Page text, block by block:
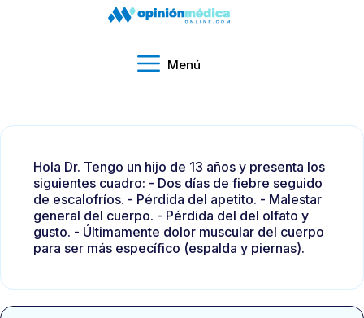
Menú
Hola Dr. Tengo un hijo de 13 años y presenta los
siguientes cuadro: - Dos días de fiebre seguido
de escalofríos. - Pérdida del apetito. - Malestar
general del cuerpo. - Pérdida del del olfato y
gusto. - Últimamente dolor muscular del cuerpo
para ser más específico (espalda y piernas).